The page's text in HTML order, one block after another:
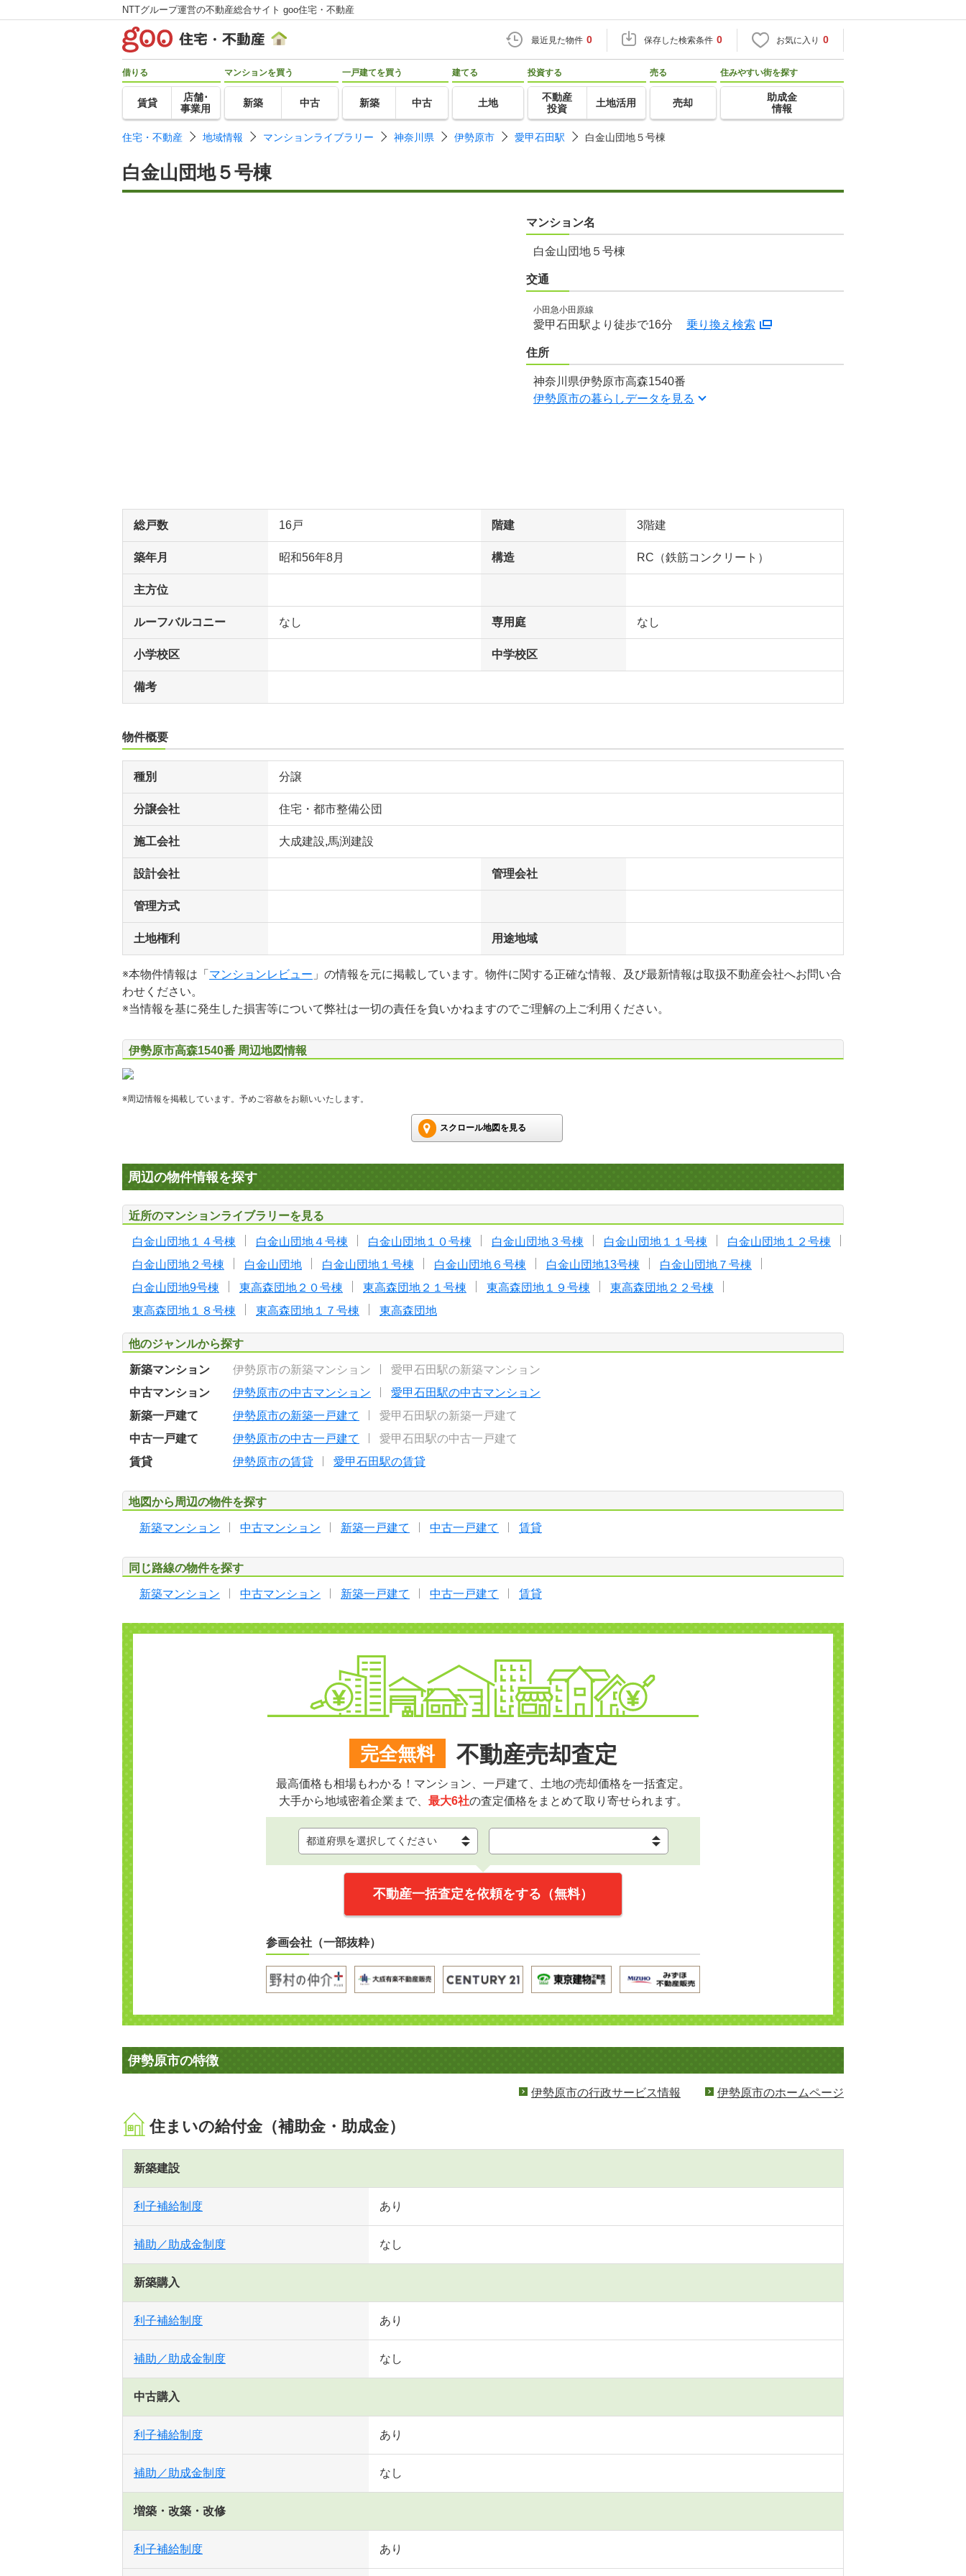
NTTグループ運営の不動産総合サイト goo住宅・不動産
最近見た物件 0 保存した検索条件 0 お気に入り 0
借りる
賃貸
店舗･
事業用
マンションを買う
新築 中古
一戸建てを買う
新築 中古
建てる
土地
投資する
不動産
投資
土地活用
売る
売却
住みやすい街を探す
助成金
情報
住宅・不動産 地域情報 マンションライブラリー 神奈川県 伊勢原市 愛甲石田駅 白金山団地５号棟
白金山団地５号棟
マンション名
白金山団地５号棟
交通
小田急小田原線
愛甲石田駅より徒歩で16分 乗り換え検索
住所
神奈川県伊勢原市高森1540番
伊勢原市の暮らしデータを見る
総戸数 16戸 階建 3階建
築年月 昭和56年8月 構造 RC（鉄筋コンクリート）
主方位
ルーフバルコニー なし 専用庭 なし
小学校区 中学校区
備考
物件概要
種別 分譲
分譲会社 住宅・都市整備公団
施工会社 大成建設,馬渕建設
設計会社 管理会社
管理方式
土地権利 用途地域
※本物件情報は「 マンションレビュー 」の情報を元に掲載しています。物件に関する正確な情報、及び最新情報は取扱不動産会社へお問い合
わせください。
※当情報を基に発生した損害等について弊社は一切の責任を負いかねますのでご理解の上ご利用ください。
伊勢原市高森1540番 周辺地図情報
※周辺情報を掲載しています。予めご容赦をお願いいたします。
スクロール地図を見る
周辺の物件情報を探す
近所のマンションライブラリーを見る
白金山団地１４号棟 白金山団地４号棟 白金山団地１０号棟 白金山団地３号棟 白金山団地１１号棟
白金山団地１２号棟
白金山団地２号棟
白金山団地 白金山団地１号棟 白金山団地６号棟 白金山団地13号棟
白金山団地７号棟
白金山団地9号棟
東高森団地２０号棟 東高森団地２１号棟 東高森団地１９号棟
東高森団地２２号棟
東高森団地１８号棟
東高森団地１７号棟 東高森団地
他のジャンルから探す
新築マンション 伊勢原市の新築マンション
愛甲石田駅の新築マンション
中古マンション
伊勢原市の中古マンション
愛甲石田駅の中古マンション
新築一戸建て
伊勢原市の新築一戸建て
愛甲石田駅の新築一戸建て
中古一戸建て
伊勢原市の中古一戸建て
愛甲石田駅の中古一戸建て
賃貸
伊勢原市の賃貸 愛甲石田駅の賃貸
地図から周辺の物件を探す
新築マンション 中古マンション 新築一戸建て 中古一戸建て 賃貸
同じ路線の物件を探す
新築マンション 中古マンション 新築一戸建て 中古一戸建て 賃貸
完全無料 不動産売却査定
最高価格も相場もわかる！マンション、一戸建て、土地の売却価格を一括査定。
大手から地域密着企業まで、 最大6社の査定価格をまとめて取り寄せられます。
不動産一括査定を依頼をする（無料）
参画会社（一部抜粋）
伊勢原市の特徴
伊勢原市の行政サービス情報 伊勢原市のホームページ
住まいの給付金（補助金・助成金）
新築建設
利子補給制度 あり
補助／助成金制度 なし
新築購入
利子補給制度 あり
補助／助成金制度 なし
中古購入
利子補給制度 あり
補助／助成金制度 なし
増築・改築・改修
利子補給制度 あり